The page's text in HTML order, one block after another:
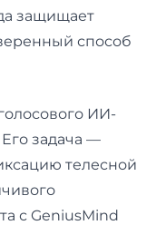
защищает
способ
ИИ-
Его задача —
телесной
с GeniusMind